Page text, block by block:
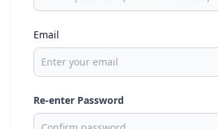
Email
Re-enter Password